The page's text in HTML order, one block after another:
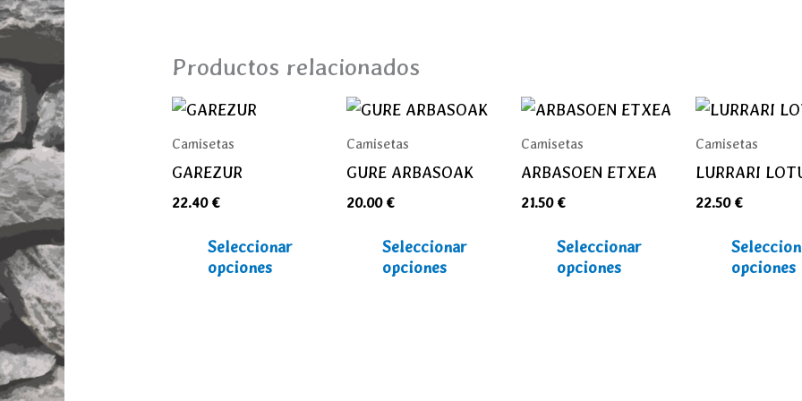
Productos relacionados
Camisetas
GAREZUR
22.40 €
Seleccionar
opciones
Este
producto
variantes.
opciones
Camisetas
GURE ARBASOAK
20.00 €
Seleccionar
opciones
Este
producto
variantes.
opciones
Camisetas
ARBASOEN ETXEA
21.50 €
Seleccionar
opciones
Este
producto
variantes.
opciones
Camisetas
LURRARI
22.50 €
opciones